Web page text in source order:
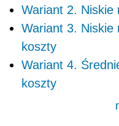
Wariant 2. Niskie
Wariant 3. Niskie
koszty
Wariant 4.
koszty